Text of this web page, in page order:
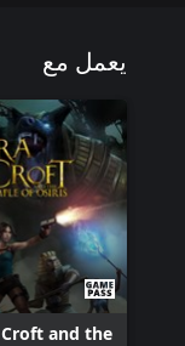
يعمل مع
and the